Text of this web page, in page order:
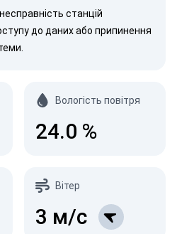
станцій
до даних або припинення
Вологість повітря
24.0 %
Вітер
3 м/с